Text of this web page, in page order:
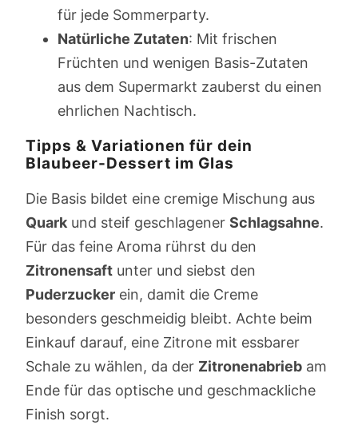
für jede Sommerparty.
Natürliche Zutaten: Mit frischen
Früchten und wenigen Basis-Zutaten
aus dem Supermarkt zauberst du einen
ehrlichen Nachtisch.
Tipps & Variationen für dein
Blaubeer-Dessert im Glas
Die Basis bildet eine cremige Mischung aus
Quark und steif geschlagener Schlagsahne.
Für das feine Aroma rührst du den
Zitronensaft unter und siebst den
Puderzucker ein, damit die Creme
besonders geschmeidig bleibt. Achte beim
Einkauf darauf, eine Zitrone mit essbarer
Schale zu wählen, da der Zitronenabrieb am
Ende für das optische und geschmackliche
Finish sorgt.